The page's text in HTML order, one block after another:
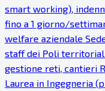
smart working),
fino a 1 giorno/
welfare aziendale
staff dei Poli
gestione reti, cantieri
Laurea in Ingegneria